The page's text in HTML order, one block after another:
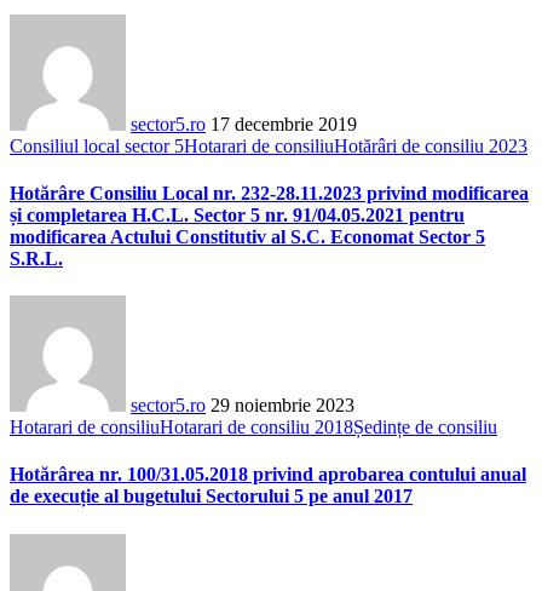
sector5.ro 17 decembrie 2019
Consiliul local sector 5Hotarari de consiliuHotărâri de consiliu 2023
Hotărâre Consiliu Local nr. 232-28.11.2023 privind modificarea
și completarea H.C.L. Sector 5 nr. 91/04.05.2021 pentru
modificarea Actului Constitutiv al S.C. Economat Sector 5
S.R.L.
sector5.ro 29 noiembrie 2023
Hotarari de consiliuHotarari de consiliu 2018Ședințe de consiliu
Hotărârea nr. 100/31.05.2018 privind aprobarea contului anual
de execuție al bugetului Sectorului 5 pe anul 2017